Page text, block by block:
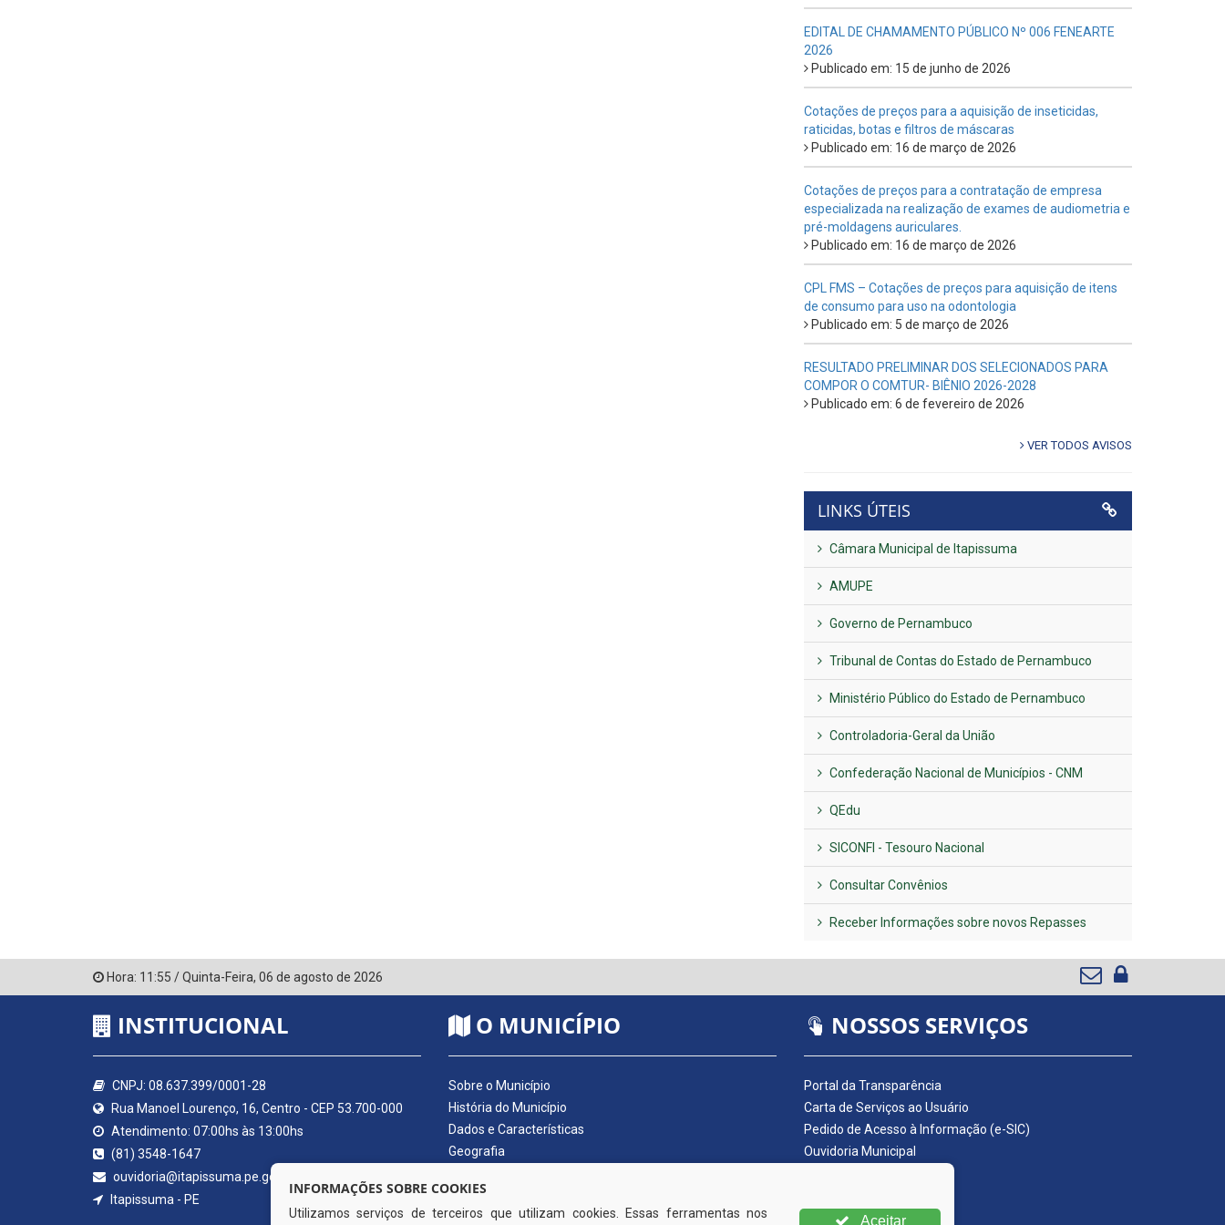
EDITAL DE CHAMAMENTO PÚBLICO Nº 006 FENEARTE
2026
Publicado em: 15 de junho de 2026
Cotações de preços para a aquisição de inseticidas,
raticidas, botas e filtros de máscaras
Publicado em: 16 de março de 2026
Cotações de preços para a contratação de empresa
especializada na realização de exames de audiometria e
pré-moldagens auriculares.
Publicado em: 16 de março de 2026
CPL FMS – Cotações de preços para aquisição de itens
de consumo para uso na odontologia
Publicado em: 5 de março de 2026
RESULTADO PRELIMINAR DOS SELECIONADOS PARA
COMPOR O COMTUR- BIÊNIO 2026-2028
Publicado em: 6 de fevereiro de 2026
VER TODOS AVISOS
LINKS ÚTEIS
Câmara Municipal de Itapissuma
AMUPE
Governo de Pernambuco
Tribunal de Contas do Estado de Pernambuco
Ministério Público do Estado de Pernambuco
Controladoria-Geral da União
Confederação Nacional de Municípios - CNM
QEdu
SICONFI - Tesouro Nacional
Consultar Convênios
Receber Informações sobre novos Repasses
Hora: 11:55 /Quinta-Feira, 06 de agosto de 2026
INSTITUCIONAL
CNPJ: 08.637.399/0001-28
Rua Manoel Lourenço, 16, Centro - CEP 53.700-000
Atendimento: 07:00hs às 13:00hs
(81) 3548-1647
ouvidoria@itapissuma.pe.gov.br
Itapissuma - PE
O MUNICÍPIO
Sobre o Município
História do Município
Dados e Características
Geografia
Símbolos do Município
Hino do Município
NOSSOS SERVIÇOS
Portal da Transparência
Carta de Serviços ao Usuário
Pedido de Acesso à Informação (e-SIC)
Ouvidoria Municipal
Nota Fiscal Eletrônica
INFORMAÇÕES SOBRE COOKIES
Utilizamos serviços de terceiros que utilizam cookies. Essas ferramentas nos
Aceitar